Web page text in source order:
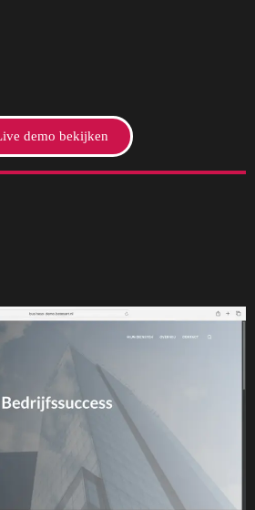
demo bekijken